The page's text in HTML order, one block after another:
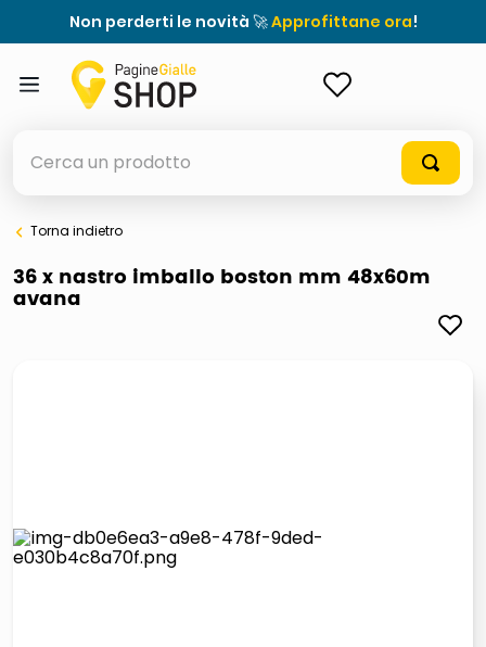
Non perderti le novità 🚀Approfittane ora!
elenchi telefonici
orologio parete
pattumiera raccolta differenziata
Torna indietro
36 x nastro imballo boston mm 48x60m
avana